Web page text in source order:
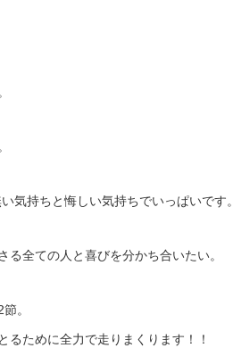
気持ちと悔しい気持ちでいっぱいです。
全ての人と喜びを分かち合いたい。
。
るために全力で走りまくります！！